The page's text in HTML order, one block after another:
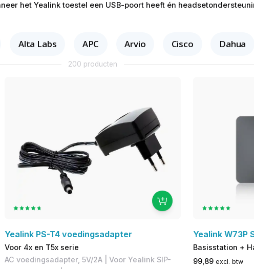
het Yealink toestel een USB-poort heeft én
Alta Labs APC Arvio Cisco Dahua
200 producten
Yealink PS-T4 voedingsadapter
Voor 4x en T5x serie
AC voedingsadapter, 5V/2A | Voor ​Yealink SIP-
Yealink W73P
Basisstation +
99,89 excl. btw